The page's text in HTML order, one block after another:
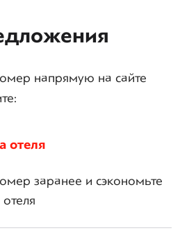
напрямую на сайте
отеля
заранее и сэкономьте